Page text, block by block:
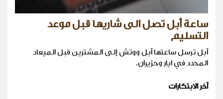
ساعة أبل تصل الى شاريها قبل موعد
التسليم
آبل ترسل ساعتها آبل ووتش إلى المشترين قبل الميعاد
المحدد في ايار وحزيران.
آخر الابتكارات